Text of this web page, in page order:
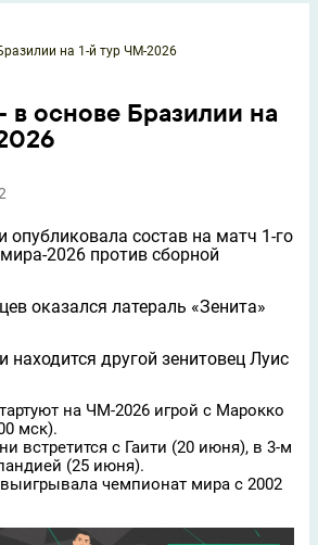
на 1-й тур ЧМ-2026
основе Бразилии на
опубликовала состав на матч 1-го
2026 против сборной
оказался латераль «Зенита»
находится другой зенитовец Луис
на ЧМ-2026 игрой с Марокко
мск).
встретится с Гаити (20 июня), в 3-м
(25 июня).
чемпионат мира с 2002